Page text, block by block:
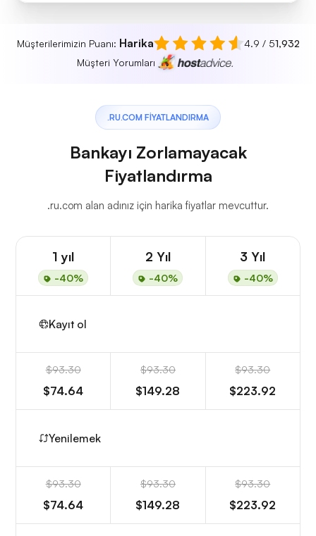
Müşterilerimizin Puanı: Harika 4.9 / 51,932
Müşteri Yorumları
.RU.COM FIYATLANDIRMA
Bankayı Zorlamayacak
Fiyatlandırma
.ru.com alan adınız için harika fiyatlar mevcuttur.
1 yıl
-40%
2 Yıl
-40%
3 Yıl
-40%
Kayıt ol
$93.30
$74.64
$93.30
$149.28
$93.30
$223.92
Yenilemek
$93.30
$74.64
$93.30
$149.28
$93.30
$223.92